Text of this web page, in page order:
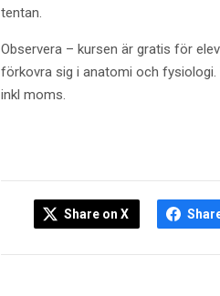
tentan.
Observera – kursen är gratis för
förkovra sig i anatomi och fysiologi.
inkl moms.
Share on X